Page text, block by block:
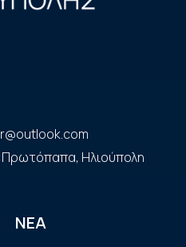
Πρωτόπαπα, Ηλιούπολη
ΝΕΑ